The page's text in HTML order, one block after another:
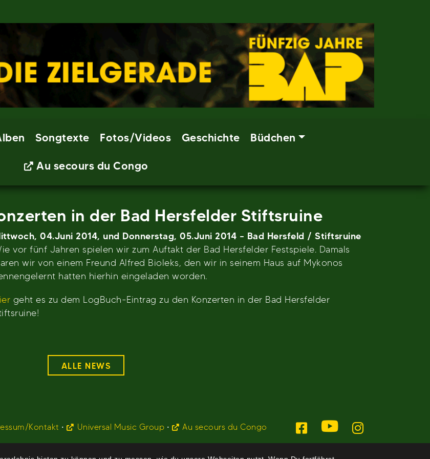
Songtexte Fotos/Videos Geschichte Büdchen
Au secours du Congo
in der Bad Hersfelder Stiftsruine
04.Juni 2014, und Donnerstag, 05.Juni 2014 – Bad Hersfeld / Stiftsruine
vor fünf Jahren spielen wir zum Auftakt der Bad Hersfelder Festspiele. Damals
wir von einem Freund Alfred Bioleks, den wir in seinem Haus auf Mykonos
hatten hierhin eingeladen worden.
geht es zu dem LogBuch-Eintrag zu den Konzerten in der Bad Hersfelder
ALLE NEWS
Kontakt • Universal Music Group • Au secours du Congo